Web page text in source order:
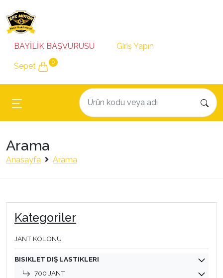
BAYİLİK BAŞVURUSU Giriş Yapın
Sepet 0
Arama
Anasayfa Arama
Kategoriler
JANT KOLONU
BISIKLET DIŞ LASTIKLERI
700 JANT